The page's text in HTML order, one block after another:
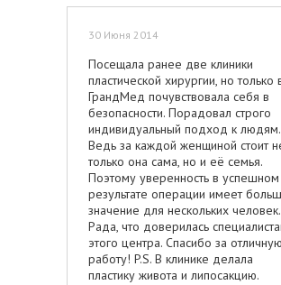
30 Июня 2014
Посещала ранее две клиники
пластической хирургии, но только
ГрандМед почувствовала себя в
безопасности. Порадовал строго
индивидуальный подход к людям.
Ведь за каждой женщиной стоит
только она сама, но и её семья.
Поэтому уверенность в успешном
результате операции имеет
значение для нескольких человек.
Рада, что доверилась
этого центра. Спасибо за отличную
работу! P.S. В клинике делала
пластику живота и липосакцию.